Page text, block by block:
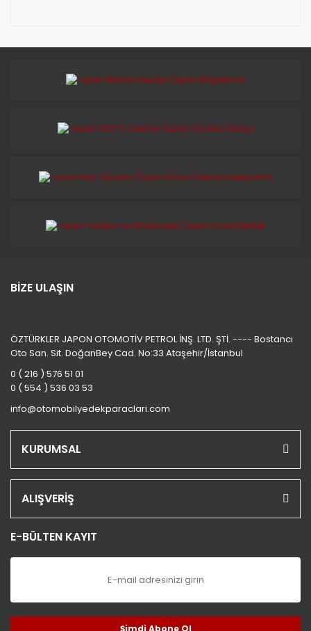
BİZE ULAŞIN
ÖZTÜRKLER JAPON OTOMOTİV PETROL İNŞ. LTD. ŞTİ. ---- Bostancı
Oto San. Sit. DoğanBey Cad. No:33 Ataşehir/İstanbul
0 ( 216 ) 576 51 01
0 ( 554 ) 536 03 53
info@otomobilyedekparaclari.com
KURUMSAL
ALIŞVERİŞ
E-BÜLTEN KAYIT
Şimdi Abone Ol